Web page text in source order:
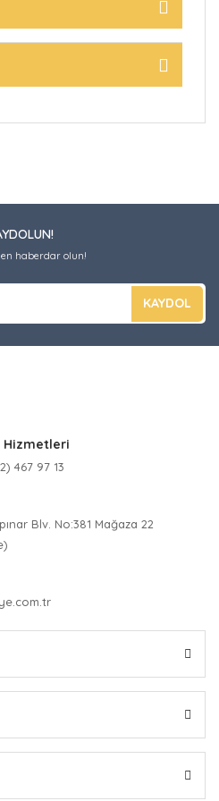
haberdar olun!
KAYDOL
Hizmetleri
467 97 13
Blv. No:381 Mağaza 22